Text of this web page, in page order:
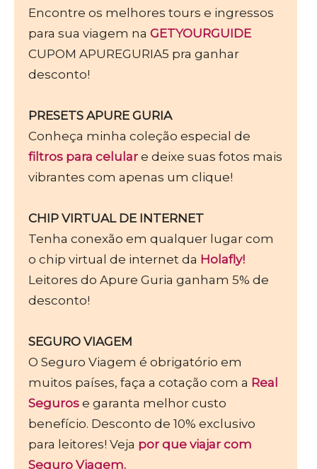
Encontre os melhores tours e ingressos
para sua viagem naGETYOURGUIDE
CUPOM APUREGURIA5 pra ganhar
desconto!
PRESETS APURE GURIA
Conheça minha coleção especial de
filtros para celular e deixe suas fotos mais
vibrantes com apenas um clique!
CHIP VIRTUAL DE INTERNET
Tenha conexão em qualquer lugar com
o chip virtual de internet da Holafly!
Leitores do Apure Guria ganham 5% de
desconto!
SEGURO VIAGEM
O Seguro Viagem é obrigatório em
muitos países, faça a cotação com a Real
Seguros e garanta melhor custo
benefício. Desconto de 10% exclusivo
para leitores! Veja por que viajar com
Seguro Viagem.